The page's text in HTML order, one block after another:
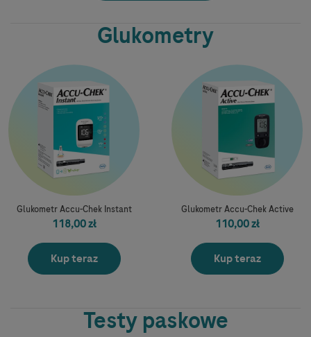
Glukometry
Glukometr Accu-Chek Instant
118,00 zł
Kup teraz
Glukometr Accu-Chek Active
110,00 zł
Kup teraz
Testy paskowe